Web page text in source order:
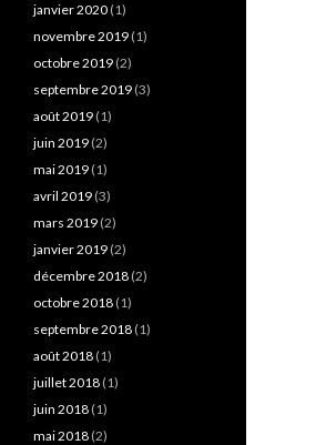
janvier 2020 (1)
novembre 2019 (1)
octobre 2019 (2)
septembre 2019 (3)
août 2019 (1)
juin 2019 (2)
mai 2019 (1)
avril 2019 (3)
mars 2019 (2)
janvier 2019 (2)
décembre 2018 (2)
octobre 2018 (1)
septembre 2018 (1)
août 2018 (1)
juillet 2018 (1)
juin 2018 (1)
mai 2018 (2)